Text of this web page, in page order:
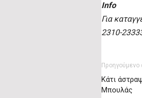
Info
Για
2310-
Προηγούμενο
Κάτι
Μπουλάς